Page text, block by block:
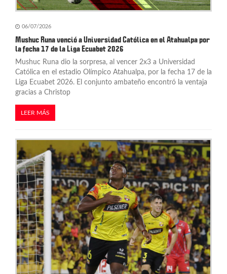
06/07/2026
Mushuc Runa venció a Universidad Católica en el Atahualpa por
la fecha 17 de la Liga Ecuabet 2026
Mushuc Runa dio la sorpresa, al vencer 2x3 a Universidad
Católica en el estadio Olímpico Atahualpa, por la fecha 17 de la
Liga Ecuabet 2026. El conjunto ambateño encontró la ventaja
gracias a Christop
LEER MÁS